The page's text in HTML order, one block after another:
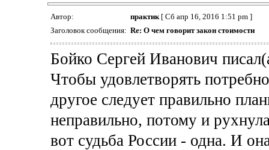
Автор: практик[ Сб апр 16, 2016 1:51 pm ]
Заголовок сообщения: Re: О чем говорит закон стоимости
Бойко Сергей Иванович
Чтобы удовлетворять
другое следует правильно
неправильно, потому и
вот судьба России - одна. И